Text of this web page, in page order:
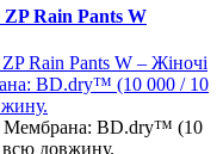
Rain Pants W
Мембрана: BD.dry™ (10
всю довжину.